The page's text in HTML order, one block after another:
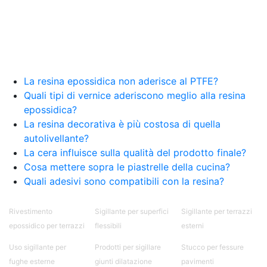
epossidica Tavolo in resina epossidica Tavolo
legno resina epossidica Rivestire un tavolo
Resina per tavoli Resine per tavoli Tavolo con
resina epossidica Tavoli con resina epossidica
Resina epossidica tavoli Resina epossidica per
tavoli Tavolo resina epossidica Tavolo con resina
epossidica fai da te Tavolo legno e resina
epossidica Tavoli in resina epossidica prezzi
Come rivestire un tavolo di vetro Piani in resina
epossidica See all articles → Creme lucidanti per
resina 38 articles ▸ Creme lucidanti per resina
Creme lucidanti per resine artistiche Creme
lucidanti per resina epossidica Creme lucidanti
La resina epossidica non aderisce al PTFE?
Quali tipi di vernice aderiscono meglio alla resina
epossidica?
La resina decorativa è più costosa di quella
autolivellante?
La cera influisce sulla qualità del prodotto finale?
Cosa mettere sopra le piastrelle della cucina?
Quali adesivi sono compatibili con la resina?
Rivestimento
epossidico per terrazzi
Sigillante per superfici
flessibili
Sigillante per terrazzi
esterni
Uso sigillante per
fughe esterne
Prodotti per sigillare
giunti dilatazione
Stucco per fessure
pavimenti